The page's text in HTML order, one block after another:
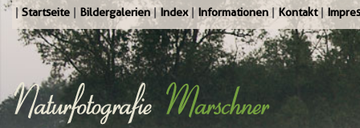
Startseite Bildergalerien Index Informationen Kontakt